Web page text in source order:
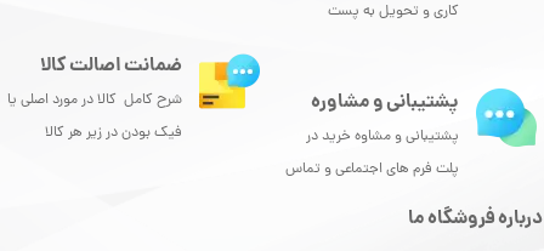
کاری و تحویل به پست
درباره فروشگاه ما
پشتیبانی و مشاوره
پشتیبانی و مشاوه خرید در
پلت فرم های اجتماعی و تماس
ضمانت اصالت کالا
شرح کامل کالا در مورد اصلی یا
فیک بودن در زیر هر کالا